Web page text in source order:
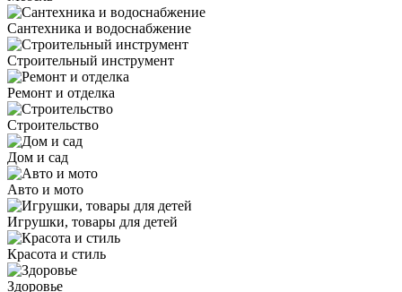
Сантехника и водоснабжение
Строительный инструмент
Ремонт и отделка
Строительство
Дом и сад
Авто и мото
Игрушки, товары для детей
Красота и стиль
Здоровье